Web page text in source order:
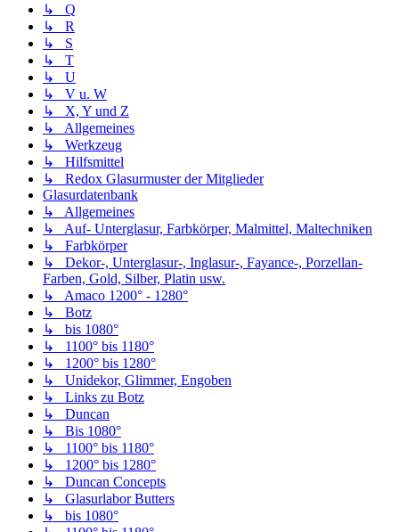
↳ Q
↳ R
↳ S
↳ T
↳ U
↳ V u. W
↳ X, Y und Z
↳ Allgemeines
↳ Werkzeug
↳ Hilfsmittel
↳ Redox Glasurmuster der Mitglieder
Glasurdatenbank
↳ Allgemeines
↳ Auf- Unterglasur, Farbkörper, Malmittel, Maltechniken
↳ Farbkörper
↳ Dekor-, Unterglasur-, Inglasur-, Fayance-, Porzellan-
Farben, Gold, Silber, Platin usw.
↳ Amaco 1200° - 1280°
↳ Botz
↳ bis 1080°
↳ 1100° bis 1180°
↳ 1200° bis 1280°
↳ Unidekor, Glimmer, Engoben
↳ Links zu Botz
↳ Duncan
↳ Bis 1080°
↳ 1100° bis 1180°
↳ 1200° bis 1280°
↳ Duncan Concepts
↳ Glasurlabor Butters
↳ bis 1080°